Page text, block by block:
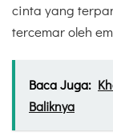
cinta yang
tercemar oleh
Baca Juga:
Baliknya